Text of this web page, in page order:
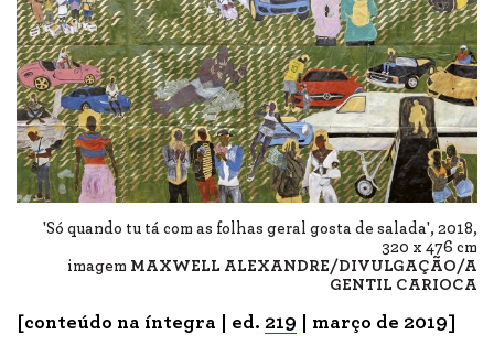
'Só quando tu tá com as folhas geral gosta de salada', 2018,
320 x 476 cm
imagem MAXWELL ALEXANDRE/DIVULGAÇÃO/A
GENTIL CARIOCA
[conteúdo na íntegra | ed. 219 | março de 2019]